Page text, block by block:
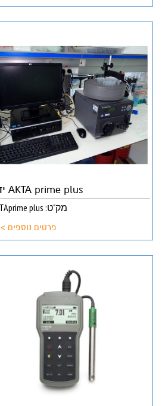
AKTA prime plus יד שניה
מק"ט: AKTAprime plus
פרטים נוספים >